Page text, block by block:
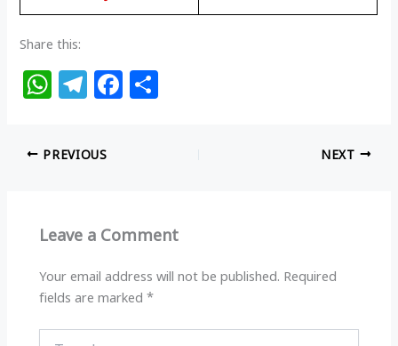
Share this:
W
at
s
p
T
e
g
m
F
o
k
PREVIOUS NEXT
Leave a Comment
Your email address will not be published. Required
fields are marked*